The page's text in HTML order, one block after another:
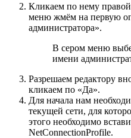
Кликаем по нему
меню жмём на первую
администратора».
В сером меню
имени
Разрешаем редактору
кликаем по «Да».
Для начала нам
текущей сети, для
этого необходимо
NetConnectionProfile.